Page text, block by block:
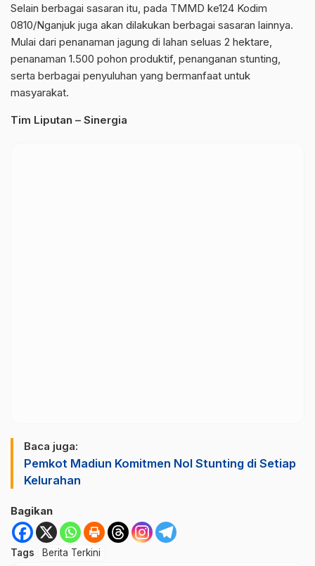
Selain berbagai sasaran itu, pada TMMD ke124 Kodim
0810/Nganjuk juga akan dilakukan berbagai sasaran lainnya.
Mulai dari penanaman jagung di lahan seluas 2 hektare,
penanaman 1.500 pohon produktif, penanganan stunting,
serta berbagai penyuluhan yang bermanfaat untuk
masyarakat.
Tim Liputan – Sinergia
Baca juga:
Pemkot Madiun Komitmen Nol Stunting di Setiap
Kelurahan
Bagikan
Tags Berita Terkini